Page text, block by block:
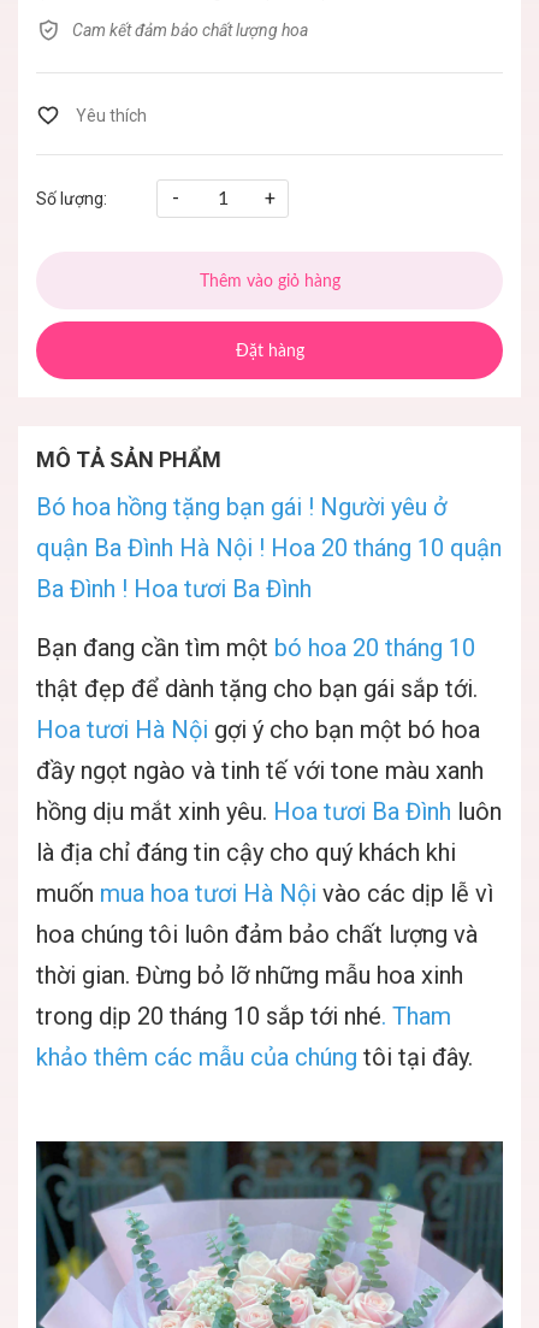
Cam kết đảm bảo chất lượng hoa
Số lượng: - +
Thêm vào giỏ hàng
Đặt hàng
MÔ TẢ SẢN PHẨM
Bó hoa hồng tặng bạn gái ! Người yêu ở
quận Ba Đình Hà Nội ! Hoa 20 tháng 10 quận
Ba Đình ! Hoa tươi Ba Đình
Bạn đang cần tìm một bó hoa 20 tháng 10
thật đẹp để dành tặng cho bạn gái sắp tới.
Hoa tươi Hà Nội gợi ý cho bạn một bó hoa
đầy ngọt ngào và tinh tế với tone màu xanh
hồng dịu mắt xinh yêu. Hoa tươi Ba Đình luôn
là địa chỉ đáng tin cậy cho quý khách khi
muốn mua hoa tươi Hà Nội vào các dịp lễ vì
hoa chúng tôi luôn đảm bảo chất lượng và
thời gian. Đừng bỏ lỡ những mẫu hoa xinh
trong dịp 20 tháng 10 sắp tới nhé. Tham
khảo thêm các mẫu của chúng tôi tại đây.